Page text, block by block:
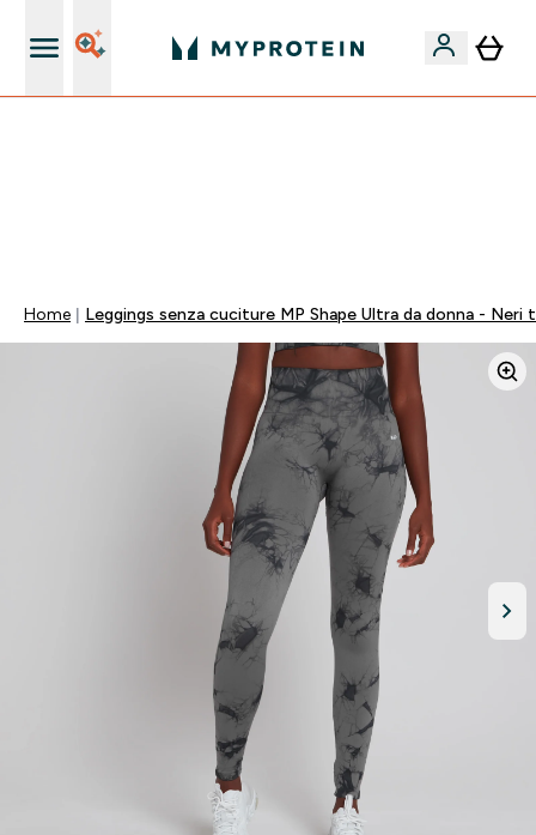
Home Leggings senza cuciture MP Shape Ultra da donna - Neri